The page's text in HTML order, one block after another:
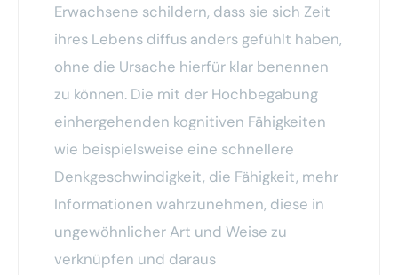
Erwachsene schildern, dass sie sich Zeit
ihres Lebens diffus anders gefühlt haben,
ohne die Ursache hierfür klar benennen
zu können. Die mit der Hochbegabung
einhergehenden kognitiven Fähigkeiten
wie beispielsweise eine schnellere
Denkgeschwindigkeit, die Fähigkeit, mehr
Informationen wahrzunehmen, diese in
ungewöhnlicher Art und Weise zu
verknüpfen und daraus